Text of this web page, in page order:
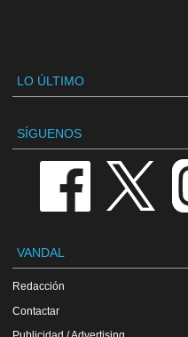
LO ÚLTIMO
SÍGUENOS
VANDAL
Redacción
Contactar